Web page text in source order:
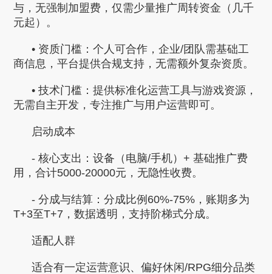
与，无强制加盟费，仅需少量推广周转资金（几千
元起）。
• 资质门槛：个人可合作，企业/团队需基础工
商信息，平台提供合规支持，无需额外复杂资质。
• 技术门槛：提供标准化运营工具与游戏资源，
无需自主开发，专注推广与用户运营即可。
启动成本
- 核心支出：设备（电脑/手机）+ 基础推广费
用，合计5000-20000元，无隐性收费。
- 分成与结算：分成比例60%-75%，账期多为
T+3至T+7，数据透明，支持阶梯式分成。
适配人群
适合有一定运营意识、偏好休闲/RPG细分品类